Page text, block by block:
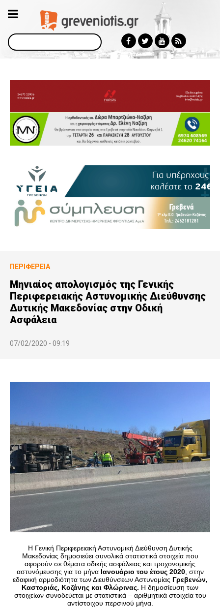
Αναζήτηση
ΠΕΡΙΦΈΡΕΙΑ
Μηνιαίος απολογισμός της Γενικής
Περιφερειακής Αστυνομικής Διεύθυνσης
Δυτικής Μακεδονίας στην Οδική
Ασφάλεια
07/02/2020 - 09:19
Η Γενική Περιφερειακή Αστυνομική Διεύθυνση Δυτικής
Μακεδονίας δημοσιεύει συνολικά στατιστικά στοιχεία που
αφορούν σε θέματα οδικής ασφάλειας και τροχονομικής
αστυνόμευσης για το μήνα Ιανουάριο του έτους 2020, στην
εδαφική αρμοδιότητα των Διευθύνσεων Αστυνομίας Γρεβενών,
Καστοριάς, Κοζάνης και Φλώρινας. Η δημοσίευση των
στοιχείων συνοδεύεται με στατιστικά – αριθμητικά στοιχεία του
αντίστοιχου περσινού μήνα.